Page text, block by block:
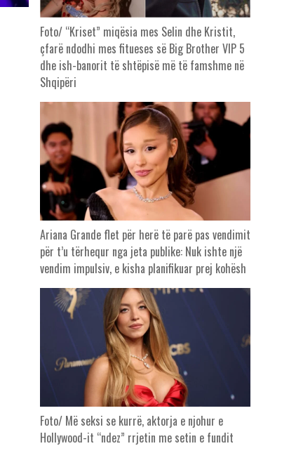
Foto/ “Kriset” miqësia mes Selin dhe Kristit,
çfarë ndodhi mes fitueses së Big Brother VIP 5
dhe ish-banorit të shtëpisë më të famshme në
Shqipëri
Ariana Grande flet për herë të parë pas vendimit
për t’u tërhequr nga jeta publike: Nuk ishte një
vendim impulsiv, e kisha planifikuar prej kohësh
Foto/ Më seksi se kurrë, aktorja e njohur e
Hollywood-it “ndez” rrjetin me setin e fundit